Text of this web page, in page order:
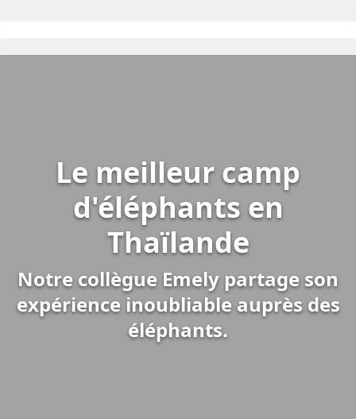
Le meilleur camp
d'éléphants en
Thaïlande
Notre collègue Emely partage son
expérience inoubliable auprès des
éléphants.